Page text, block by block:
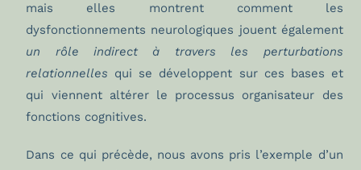
mais elles montrent comment les
dysfonctionnements neurologiques jouent également
un rôle indirect à travers les perturbations
relationnelles qui se développent sur ces bases et
qui viennent altérer le processus organisateur des
fonctions cognitives.
Dans ce qui précède, nous avons pris l’exemple d’un